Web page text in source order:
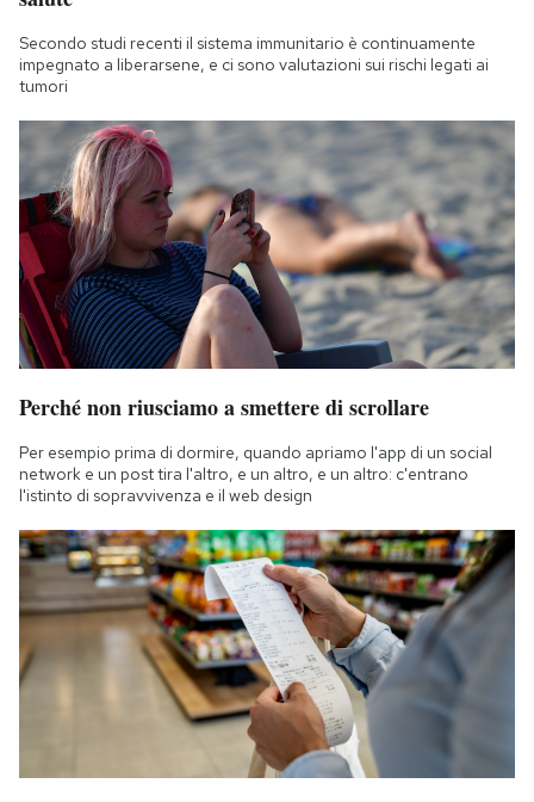
Secondo studi recenti il sistema immunitario è continuamente
impegnato a liberarsene, e ci sono valutazioni sui rischi legati ai
tumori
Perché non riusciamo a smettere di scrollare
Per esempio prima di dormire, quando apriamo l'app di un social
network e un post tira l'altro, e un altro, e un altro: c'entrano
l'istinto di sopravvivenza e il web design